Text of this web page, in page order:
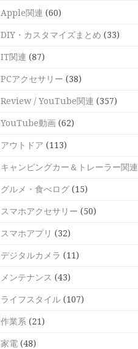
Apple関連 (60)
DIY・カスタマイズまとめ (33)
IT関連 (87)
PCアクセサリー (38)
Review / YouTube関連 (357)
YouTube動画 (62)
アウトドア (113)
キャンピングカー＆トレーラー関連
グルメ・食べログ (15)
スマホアクセサリー (50)
スマホアプリ (32)
デジタルカメラ (11)
メンテナンス (43)
ライフスタイル (107)
作業系 (21)
家電 (48)